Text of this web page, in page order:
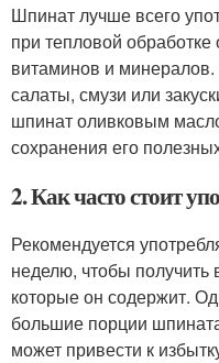
Шпинат лучше всего
при тепловой обработке
витаминов и
салаты, смузи или
шпинат оливковым
сохранения его
2. Как часто стоит
Рекомендуется
неделю, чтобы получить
которые он содержит.
большие порции
может привести к